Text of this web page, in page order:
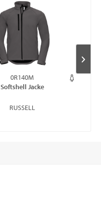
0R140M
Softshell Jacke
RUSSELL